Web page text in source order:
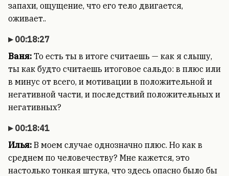
запахи, ощущение, что его тело двигается,
оживает..
00:18:27
Ваня: То есть ты в итоге считаешь — как я слышу,
ты как будто считаешь итоговое сальдо: в плюс или
в минус от всего, и мотивации в положительной и
негативной части, и последствий положительных и
негативных?
00:18:41
Илья: В моем случае однозначно плюс. Но как в
среднем по человечеству? Мне кажется, это
настолько тонкая штука, что здесь опасно было бы